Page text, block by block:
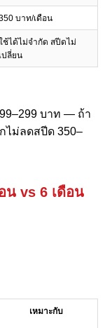
บาท/เดือน
ช้ได้ไม่จำกัด สปีดไม่
เปลี่ยน
บาท — ถ้า
ไม่ลดสปีด 350–
น vs 6 เดือน
เหมาะกับ